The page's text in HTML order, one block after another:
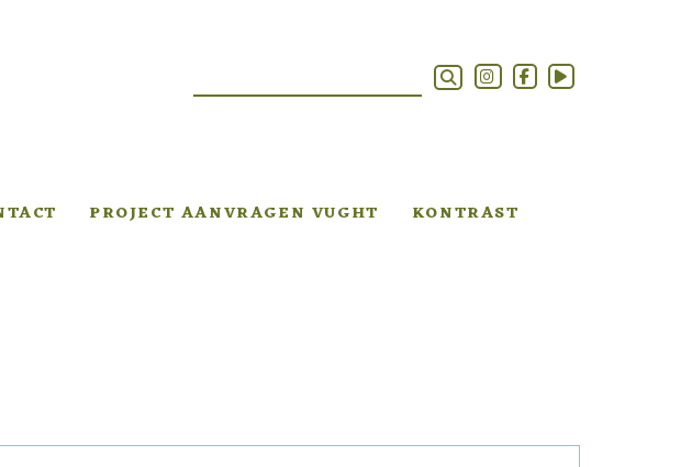
PROJECT AANVRAGEN VUGHT KONTRAST